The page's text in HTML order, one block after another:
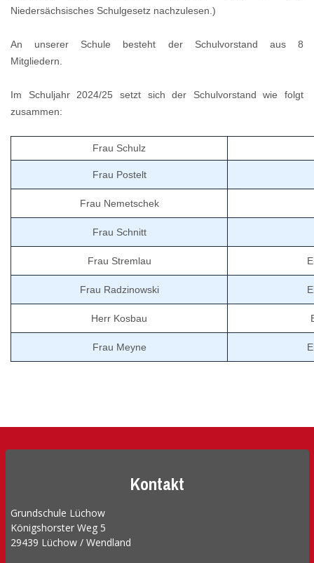
Niedersächsisches Schulgesetz nachzulesen.)
An unserer Schule besteht der Schulvorstand aus 8
Mitgliedern.
Im Schuljahr 2024/25 setzt sich der Schulvorstand wie folgt
zusammen:
Frau Schulz
Frau Postelt
Frau Nemetschek
Frau Schnitt
Frau Stremlau
Frau Radzinowski
Herr Kosbau
Frau Meyne
Kontakt
Grundschule Lüchow
Königshorster Weg 5
29439 Lüchow / Wendland